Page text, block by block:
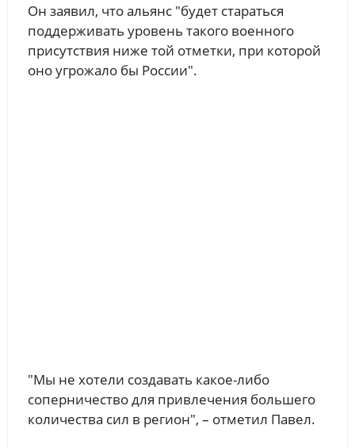
Он заявил, что альянс "будет стараться
поддерживать уровень такого военного
присутствия ниже той отметки, при которой
оно угрожало бы России".
"Мы не хотели создавать какое-либо
соперничество для привлечения большего
количества сил в регион", – отметил Павел.